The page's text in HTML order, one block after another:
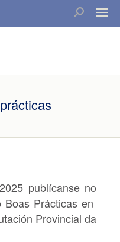
publícanse no
Boas Prácticas en
Provincial da